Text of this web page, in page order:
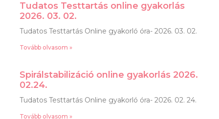
Tudatos Testtartás online gyakorlás
2026. 03. 02.
Tudatos Testtartás Online gyakorló óra- 2026. 03. 02.
Tovább olvasom »
Spirálstabilizáció online gyakorlás 2026.
02.24.
Tudatos Testtartás Online gyakorló óra- 2026. 02. 24.
Tovább olvasom »